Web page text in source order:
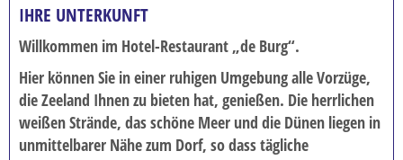
KATALOG
PDF-Kataloge zum Download
BUSANMIETUNG
KONTAKT
IHRE UNTERKUNFT
Willkommen im Hotel-Restaurant „de Burg“.
Hier können Sie in einer ruhigen Umgebung alle Vorzüge,
die Zeeland Ihnen zu bieten hat, genießen. Die herrlichen
weißen Strände, das schöne Meer und die Dünen liegen in
unmittelbarer Nähe zum Dorf, so dass tägliche